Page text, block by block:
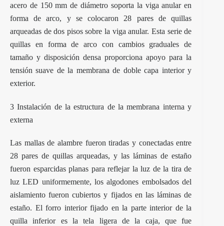
acero de 150 mm de diámetro soporta la viga anular en
forma de arco, y se colocaron 28 pares de quillas
arqueadas de dos pisos sobre la viga anular. Esta serie de
quillas en forma de arco con cambios graduales de
tamaño y disposición densa proporciona apoyo para la
tensión suave de la membrana de doble capa interior y
exterior.
3 Instalación de la estructura de la membrana interna y
externa
Las mallas de alambre fueron tiradas y conectadas entre
28 pares de quillas arqueadas, y las láminas de estaño
fueron esparcidas planas para reflejar la luz de la tira de
luz LED uniformemente, los algodones embolsados del
aislamiento fueron cubiertos y fijados en las láminas de
estaño. El forro interior fijado en la parte interior de la
quilla inferior es la tela ligera de la caja, que fue